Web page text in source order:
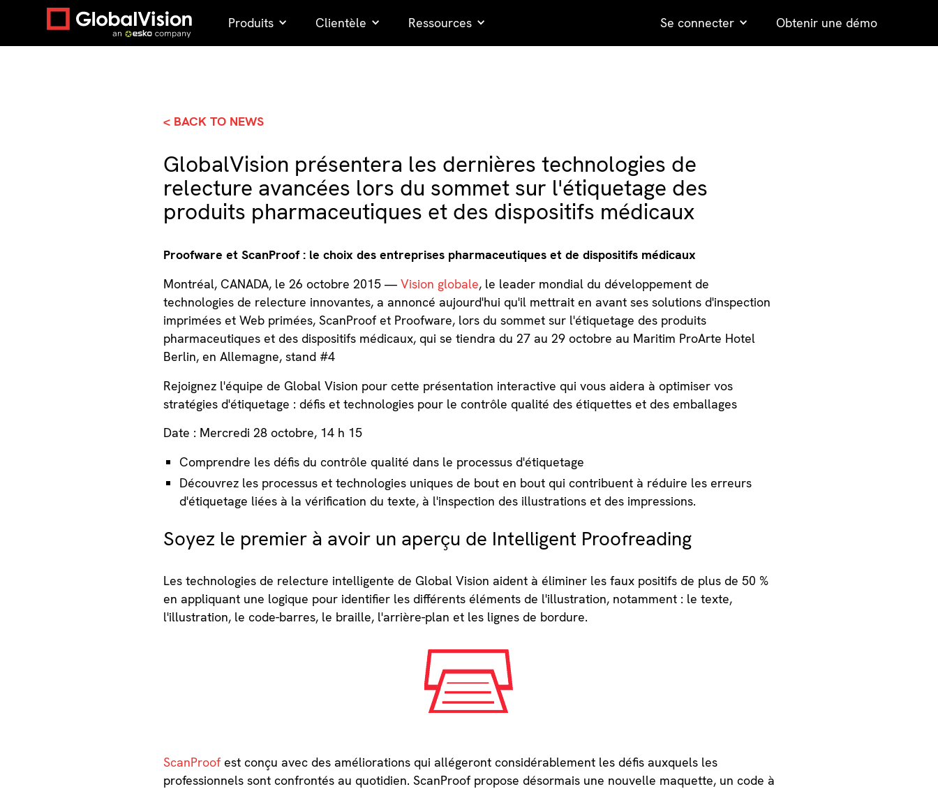
Produits Clientèle Ressources Se connecter Obtenir une démo
< BACK TO NEWS
GlobalVision présentera les dernières technologies de
relecture avancées lors du sommet sur l'étiquetage des
produits pharmaceutiques et des dispositifs médicaux
Proofware et ScanProof : le choix des entreprises pharmaceutiques et de dispositifs médicaux
Montréal, CANADA, le 26 octobre 2015 — Vision globale, le leader mondial du développement de
technologies de relecture innovantes, a annoncé aujourd'hui qu'il mettrait en avant ses solutions d'inspection
imprimées et Web primées, ScanProof et Proofware, lors du sommet sur l'étiquetage des produits
pharmaceutiques et des dispositifs médicaux, qui se tiendra du 27 au 29 octobre au Maritim ProArte Hotel
Berlin, en Allemagne, stand #4
Rejoignez l'équipe de Global Vision pour cette présentation interactive qui vous aidera à optimiser vos
stratégies d'étiquetage : défis et technologies pour le contrôle qualité des étiquettes et des emballages
Date : Mercredi 28 octobre, 14 h 15
Comprendre les défis du contrôle qualité dans le processus d'étiquetage
Découvrez les processus et technologies uniques de bout en bout qui contribuent à réduire les erreurs
d'étiquetage liées à la vérification du texte, à l'inspection des illustrations et des impressions.
Soyez le premier à avoir un aperçu de Intelligent Proofreading
Les technologies de relecture intelligente de Global Vision aident à éliminer les faux positifs de plus de 50 %
en appliquant une logique pour identifier les différents éléments de l'illustration, notamment : le texte,
l'illustration, le code-barres, le braille, l'arrière-plan et les lignes de bordure.
ScanProofest conçu avec des améliorations qui allégeront considérablement les défis auxquels les
professionnels sont confrontés au quotidien. ScanProof propose désormais une nouvelle maquette, un code à